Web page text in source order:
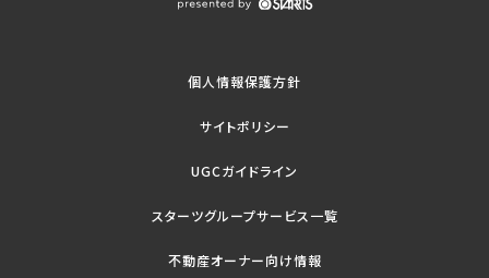
個人情報保護方針
サイトポリシー
UGCガイドライン
スターツグループサービス一覧
不動産オーナー向け情報